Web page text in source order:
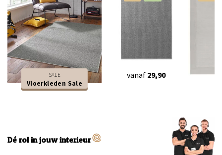
SALE
Vloerkleden Sale
vanaf 29,90
Dé rol in jouw interieur